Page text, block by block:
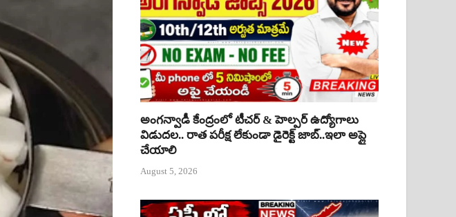
అంగన్వాడీ కేంద్రంలో టీచర్ & హెల్పర్ ఉద్యోగాలు
విడుదల.. రాత పరీక్ష లేకుండా డైరెక్ట్ జాబ్..ఇలా అప్లై
చేయాలి
August 5, 2026